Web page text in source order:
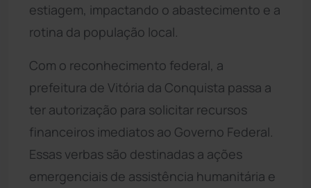
estiagem, impactando o abastecimento e a
rotina da população local.
Com o reconhecimento federal, a
prefeitura de Vitória da Conquista passa a
ter autorização para solicitar recursos
financeiros imediatos ao Governo Federal.
Essas verbas são destinadas a ações
emergenciais de assistência humanitária e